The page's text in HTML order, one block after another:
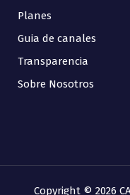
Planes
Guia de canales
Transparencia
Sobre Nosotros
Copyright © 2026